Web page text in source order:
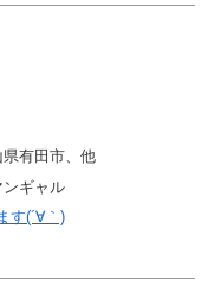
有田市、他
ンギャル
す(´∀｀)